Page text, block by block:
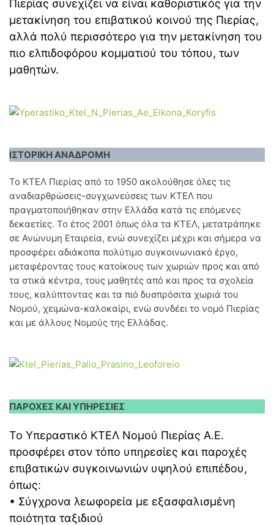
Πιερίας συνεχίζει να είναι καθοριστικός για την
μετακίνηση του επιβατικού κοινού της Πιερίας,
αλλά πολύ περισσότερο για την μετακίνηση του
πιο ελπιδοφόρου κομματιού του τόπου, των
μαθητών.
ΙΣΤΟΡΙΚΗ ΑΝΑΔΡΟΜΗ
Το ΚΤΕΛ Πιερίας από το 1950 ακολούθησε όλες τις
αναδιαρθρώσεις-συγχωνεύσεις των ΚΤΕΛ που
πραγματοποιήθηκαν στην Ελλάδα κατά τις επόμενες
δεκαετίες. Το έτος 2001 όπως όλα τα ΚΤΕΛ, μετατράπηκε
σε Ανώνυμη Εταιρεία, ενώ συνεχίζει μέχρι και σήμερα να
προσφέρει αδιάκοπα πολύτιμο συγκοινωνιακό έργο,
μεταφέροντας τους κατοίκους των χωριών προς και από
τα στικά κέντρα, τους μαθητές από και προς τα σχολεία
τους, καλύπτοντας και τα πιό δυσπρόσιτα χωριά του
Νομού, χειμώνα-καλοκαίρι, ενώ συνδέει το νομό Πιερίας
και με άλλους Νομούς της Ελλάδας.
ΠΑΡΟΧΕΣ ΚΑΙ ΥΠΗΡΕΣΙΕΣ
Το Υπεραστικό ΚΤΕΛ Νομού Πιερίας Α.Ε.
προσφέρει στον τόπο υπηρεσίες και παροχές
επιβατικών συγκοινωνιών υψηλού επιπέδου,
όπως:
• Σύγχρονα λεωφορεία με εξασφαλισμένη
ποιότητα ταξιδιού